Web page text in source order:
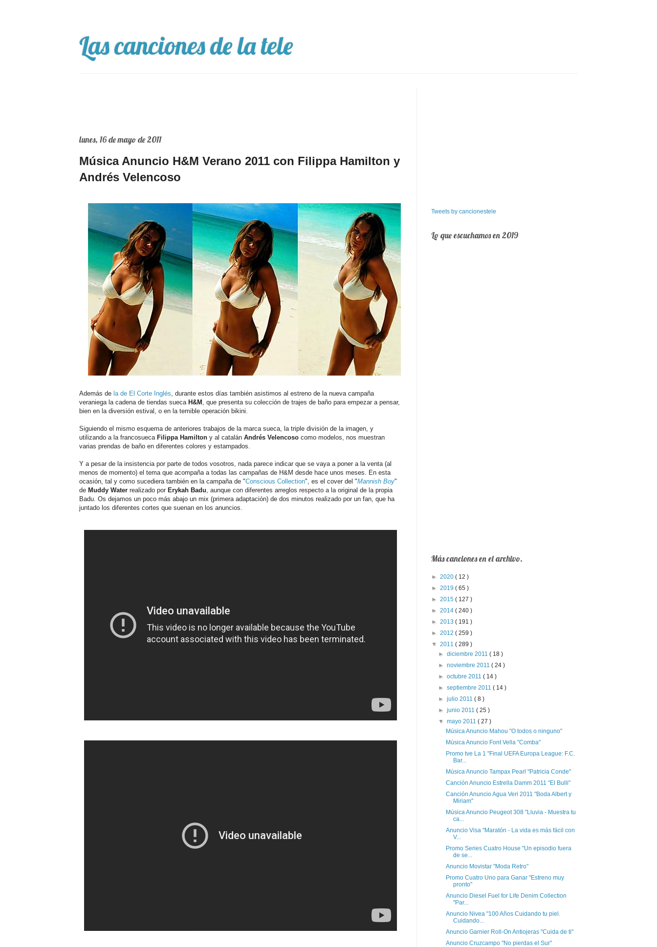
Las canciones de la tele
lunes, 16 de mayo de 2011
Música Anuncio H&M Verano 2011 con Filippa Hamilton y
Andrés Velencoso
Además de la de El Corte Inglés, durante estos días también asistimos al estreno de la nueva campaña
veraniega la cadena de tiendas sueca H&M , que presenta su colección de trajes de baño para empezar a pensar,
bien en la diversión estival, o en la temible operación bikini.
Siguiendo el mismo esquema de anteriores trabajos de la marca sueca, la triple división de la imagen, y
utilizando a la francosueca Filippa Hamilton y al catalán Andrés Velencoso como modelos, nos muestran
varias prendas de baño en diferentes colores y estampados.
Y a pesar de la insistencia por parte de todos vosotros, nada parece indicar que se vaya a poner a la venta (al
menos de momento) el tema que acompaña a todas las campañas de H&M desde hace unos meses. En esta
ocasión, tal y como sucediera también en la campaña de "Conscious Collection", es el cover del "Mannish Boy"
de Muddy Water realizado por Erykah Badu, aunque con diferentes arreglos respecto a la original de la propia
Badu. Os dejamos un poco más abajo un mix (primera adaptación) de dos minutos realizado por un fan, que ha
juntado los diferentes cortes que suenan en los anuncios.
Tweets by cancionestele
Lo que escuchamos en 2019
Más canciones en el archivo.
► 2020 ( 12 )
► 2019 ( 65 )
► 2015 ( 127 )
► 2014 ( 240 )
► 2013 ( 191 )
► 2012 ( 259 )
▼ 2011 ( 289 )
►diciembre 2011( 18 )
►noviembre 2011( 24 )
►octubre 2011( 14 )
►septiembre 2011( 14 )
►julio 2011( 8 )
►junio 2011( 25 )
▼mayo 2011( 27 )
Música Anuncio Mahou "O todos o ninguno"
Música Anuncio Font Vella "Comba"
Promo tve La 1 "Final UEFA Europa League: F.C.
Bar...
Música Anuncio Tampax Pearl "Patricia Conde"
Canción Anuncio Estrella Damm 2011 "El Bulli"
Canción Anuncio Agua Veri 2011 "Boda Albert y
Miriam"
Música Anuncio Peugeot 308 "Lluvia - Muestra tu
ca...
Anuncio Visa "Maratón - La vida es más fácil con
V...
Promo Series Cuatro House "Un episodio fuera
de se...
Anuncio Movistar "Moda Retro"
Promo Cuatro Uno para Ganar "Estreno muy
pronto"
Anuncio Diesel Fuel for Life Denim Collection
"Par...
Anuncio Nivea "100 Años Cuidando tu piel.
Cuidando...
Anuncio Garnier Roll-On Antiojeras "Cuida de ti"
Anuncio Cruzcampo "No pierdas el Sur"